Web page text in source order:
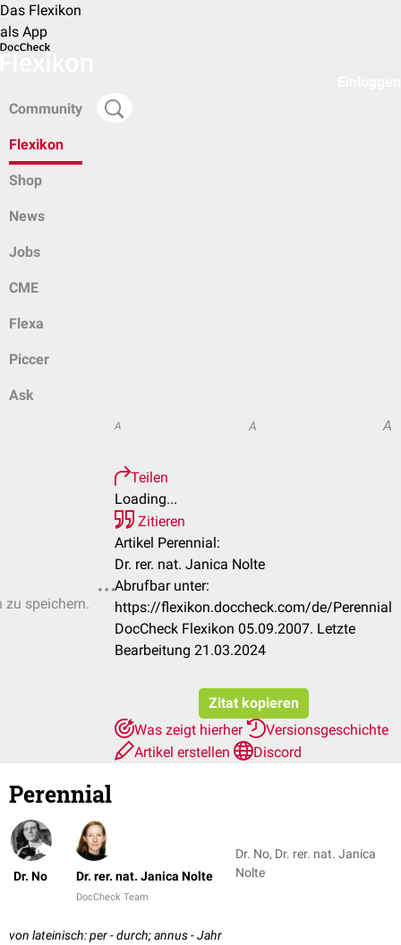
Das Flexikon
als App
Community
Flexikon
Shop
News
Jobs
CME
Flexa
Piccer
Ask
zu speichern.
A A A
Teilen
Loading...
Zitieren
Artikel Perennial:
Dr. rer. nat. Janica Nolte
Abrufbar unter:
https://flexikon.doccheck.com/de/Perennial
DocCheck Flexikon 05.09.2007. Letzte
Bearbeitung 21.03.2024
Zitat kopieren
Was zeigt hierher
Versionsgeschichte
Artikel erstellen
Discord
Perennial
Dr. No Dr. rer. nat. Janica Nolte
DocCheck Team
Dr. No, Dr. rer. nat. Janica
Nolte
von lateinisch: per - durch; annus - Jahr